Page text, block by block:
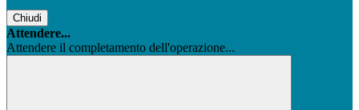
Chiudi
Attendere...
Attendere il completamento dell'operazione...